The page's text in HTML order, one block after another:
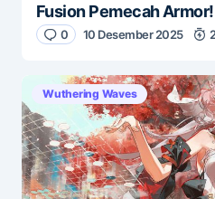
Fusion Pemecah Armor!
0 10 Desember 2025
Wuthering Waves